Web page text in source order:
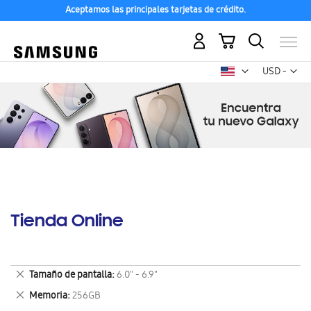
Aceptamos las principales tarjetas de crédito.
USD -
dólar
Mi carrito
Tienda Online
Tamaño de pantalla 6.0" - 6.9"
Eliminar
este
artículo
Memoria 256GB
Eliminar